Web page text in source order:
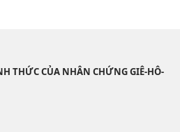
THỨC CỦA NHÂN CHỨNG GIÊ-HÔ-